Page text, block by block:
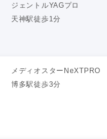
ジェントルYAGプロ
天神駅徒歩1分
メディオスターNeXTPRO
博多駅徒歩3分